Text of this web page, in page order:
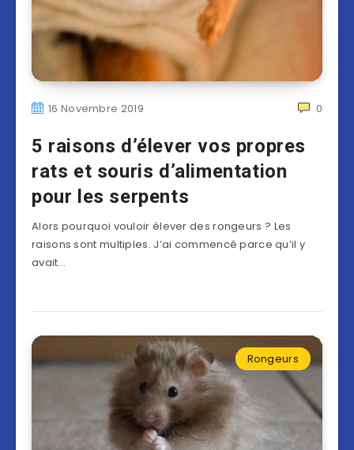
16 Novembre 2019 0
5 raisons d’élever vos propres
rats et souris d’alimentation
pour les serpents
Alors pourquoi vouloir élever des rongeurs ? Les
raisons sont multiples. J’ai commencé parce qu’il y
avait…
Rongeurs